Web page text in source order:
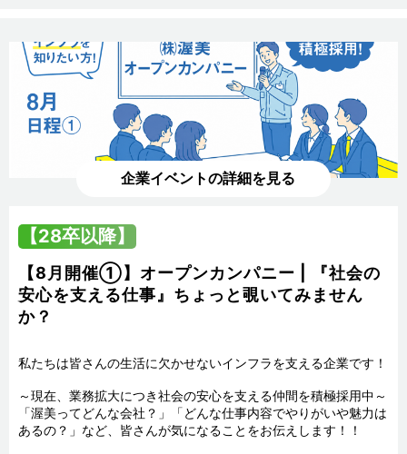
企業イベントの詳細を見る
【28卒以降】
【8月開催①】オープンカンパニー | 『社会の
安心を支える仕事』ちょっと覗いてみません
か？
私たちは皆さんの生活に欠かせないインフラを支える企業です！
～現在、業務拡大につき社会の安心を支える仲間を積極採用中～
「渥美ってどんな会社？」「どんな仕事内容でやりがいや魅力は
あるの？」など、皆さんが気になることをお伝えします！！